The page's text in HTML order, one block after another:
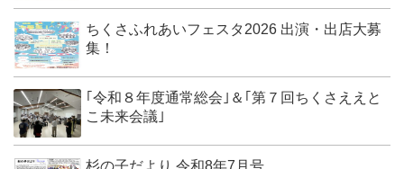
ちくさふれあいフェスタ2026 出演・出店大募
集！
｢令和８年度通常総会｣＆｢第７回ちくさええと
こ未来会議｣